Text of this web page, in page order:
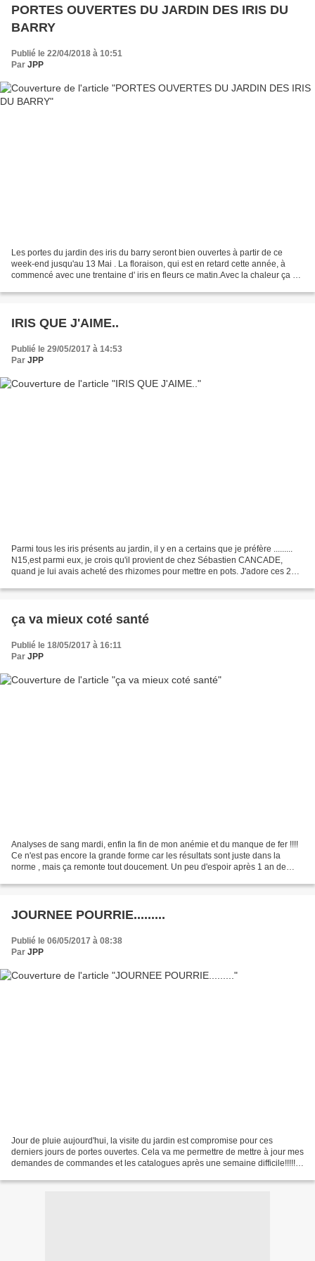
PORTES OUVERTES DU JARDIN DES IRIS DU
BARRY
Publié le 22/04/2018 à 10:51
Par JPP
Les portes du jardin des iris du barry seront bien ouvertes à partir de ce
week-end jusqu'au 13 Mai . La floraison, qui est en retard cette année, à
commencé avec une trentaine d' iris en fleurs ce matin.Avec la chaleur ça va
IRIS QUE J'AIME..
Publié le 29/05/2017 à 14:53
Par JPP
Parmi tous les iris présents au jardin, il y en a certains que je préfère .........
N15,est parmi eux, je crois qu'il provient de chez Sébastien CANCADE,
quand je lui avais acheté des rhizomes pour mettre en pots. J'adore ces 2
ça va mieux coté santé
Publié le 18/05/2017 à 16:11
Par JPP
Analyses de sang mardi, enfin la fin de mon anémie et du manque de fer !!!!
Ce n'est pas encore la grande forme car les résultats sont juste dans la
norme , mais ça remonte tout doucement. Un peu d'espoir après 1 an de
JOURNEE POURRIE.........
Publié le 06/05/2017 à 08:38
Par JPP
Jour de pluie aujourd'hui, la visite du jardin est compromise pour ces
derniers jours de portes ouvertes. Cela va me permettre de mettre à jour mes
demandes de commandes et les catalogues après une semaine difficile!!!!!.